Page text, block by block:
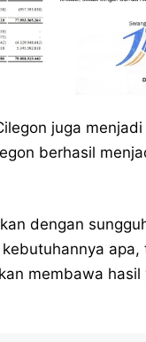
juga
berhasil
dengan
apa,
membawa hasil